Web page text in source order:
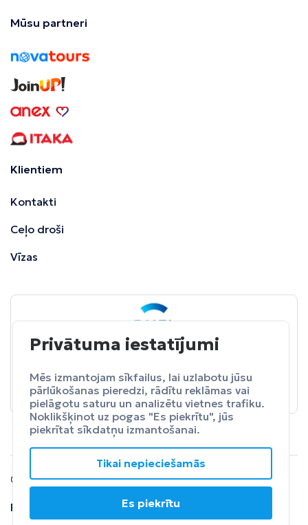
Mūsu partneri
Klientiem
Kontakti
Ceļo droši
Vīzas
BALTA ceļojumu apdrošināšana
Apdrošināt
© 2024 SIA Fly Travel.
Privātuma
Lietošanas
Privātuma iestatījumi
Mēs izmantojam sīkfailus, lai uzlabotu jūsu
pārlūkošanas pieredzi, rādītu reklāmas vai
pielāgotu saturu un analizētu vietnes trafiku.
Noklikšķinot uz pogas "Es piekrītu", jūs
piekrītat sīkdatņu izmantošanai.
Tikai nepieciešamās
Es piekrītu